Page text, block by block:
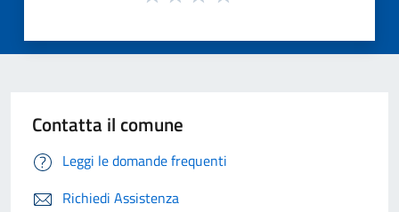
Contatta il comune
Leggi le domande frequenti
Richiedi Assistenza